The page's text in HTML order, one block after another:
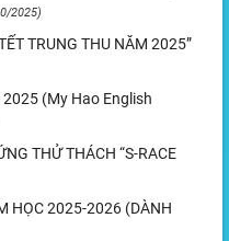
2025)
TRUNG THU NĂM 2025”
(My Hao English
THỬ THÁCH “S-RACE
HỌC 2025-2026 (DÀNH